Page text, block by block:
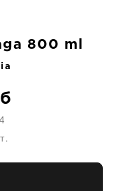
800 ml